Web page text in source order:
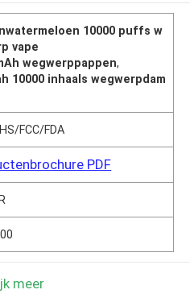
10000 puffs w
vape
wegwerppappen,
10000 inhaals wegwerpdam
FCC/FDA
PDF
meer